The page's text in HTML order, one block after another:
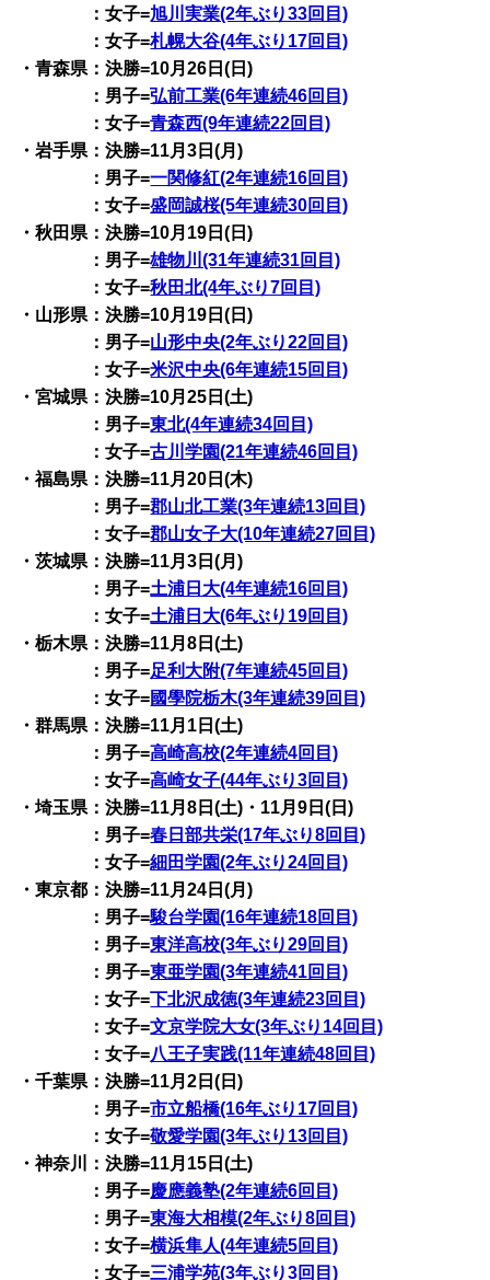
：女子=旭川実業(2年ぶり33回目)
：女子=札幌大谷(4年ぶり17回目)
・青森県：決勝=10月26日(日)
：男子=弘前工業(6年連続46回目)
：女子=青森西(9年連続22回目)
・岩手県：決勝=11月3日(月)
：男子=一関修紅(2年連続16回目)
：女子=盛岡誠桜(5年連続30回目)
・秋田県：決勝=10月19日(日)
：男子=雄物川(31年連続31回目)
：女子=秋田北(4年ぶり7回目)
・山形県：決勝=10月19日(日)
：男子=山形中央(2年ぶり22回目)
：女子=米沢中央(6年連続15回目)
・宮城県：決勝=10月25日(土)
：男子=東北(4年連続34回目)
：女子=古川学園(21年連続46回目)
・福島県：決勝=11月20日(木)
：男子=郡山北工業(3年連続13回目)
：女子=郡山女子大(10年連続27回目)
・茨城県：決勝=11月3日(月)
：男子=土浦日大(4年連続16回目)
：女子=土浦日大(6年ぶり19回目)
・栃木県：決勝=11月8日(土)
：男子=足利大附(7年連続45回目)
：女子=國學院栃木(3年連続39回目)
・群馬県：決勝=11月1日(土)
：男子=高崎高校(2年連続4回目)
：女子=高崎女子(44年ぶり3回目)
・埼玉県：決勝=11月8日(土)・11月9日(日)
：男子=春日部共栄(17年ぶり8回目)
：女子=細田学園(2年ぶり24回目)
・東京都：決勝=11月24日(月)
：男子=駿台学園(16年連続18回目)
：男子=東洋高校(3年ぶり29回目)
：男子=東亜学園(3年連続41回目)
：女子=下北沢成徳(3年連続23回目)
：女子=文京学院大女(3年ぶり14回目)
：女子=八王子実践(11年連続48回目)
・千葉県：決勝=11月2日(日)
：男子=市立船橋(16年ぶり17回目)
：女子=敬愛学園(3年ぶり13回目)
・神奈川：決勝=11月15日(土)
：男子=慶應義塾(2年連続6回目)
：男子=東海大相模(2年ぶり8回目)
：女子=横浜隼人(4年連続5回目)
：女子=三浦学苑(3年ぶり3回目)